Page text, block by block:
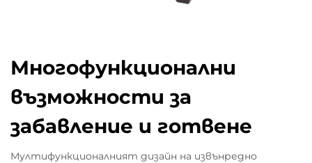
Многофункционални
възможности за
забавление и готвене
Мултифункционалният дизайн на извънредно